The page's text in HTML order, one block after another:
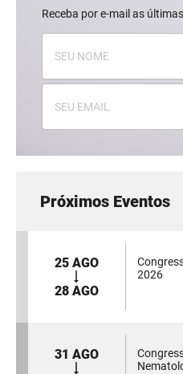
Receba por e-mail as
Próximos Eventos
25 AGO
28 AGO
2026
31 AGO